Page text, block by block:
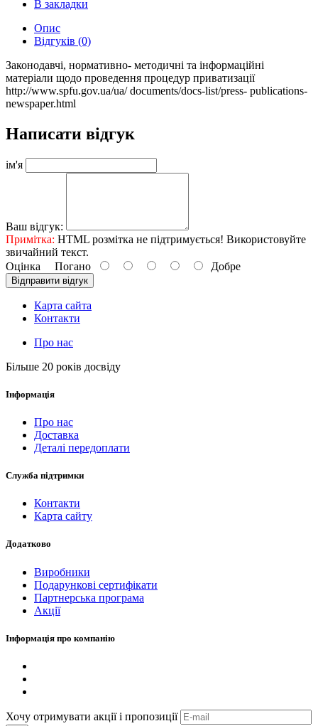
В закладки
Опис
Відгуків (0)
Законодавчі, нормативно- методичні та інформаційні
матеріали щодо проведення процедур приватизації
http://www.spfu.gov.ua/ua/ documents/docs-list/press- publications-
newspaper.html
Написати відгук
ім'я
Ваш відгук:
Примітка: HTML розмітка не підтримується! Використовуйте
звичайний текст.
Оцінка Погано Добре
Відправити відгук
Карта сайта
Контакти
Про нас
Більше 20 років досвіду
Інформація
Про нас
Доставка
Деталі передоплати
Служба підтримки
Контакти
Карта сайту
Додатково
Виробники
Подарункові сертифікати
Партнерська програма
Акції
Інформація про компанію
Хочу отримувати акції і пропозиції